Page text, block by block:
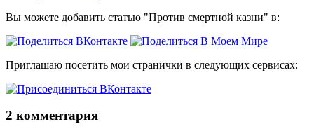
Вы можете добавить статью "Против смертной казни" в:
Приглашаю посетить мои странички в следующих сервисах:
2 комментария